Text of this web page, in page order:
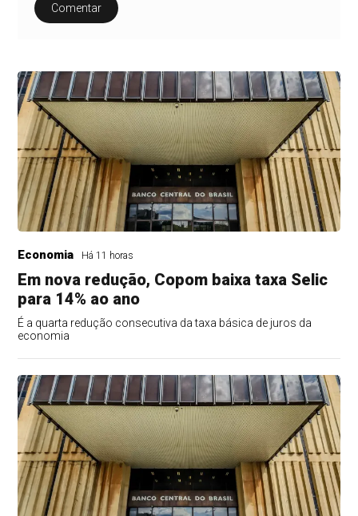
Comentar
Economia Há 11 horas
Em nova redução, Copom baixa taxa Selic
para 14% ao ano
É a quarta redução consecutiva da taxa básica de juros da
economia